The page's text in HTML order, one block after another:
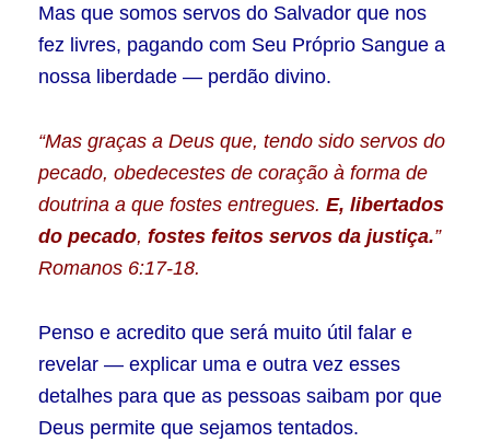
Mas que somos servos do Salvador que nos
fez livres, pagando com Seu Próprio Sangue a
nossa liberdade — perdão divino.
“Mas graças a Deus que, tendo sido servos do
pecado, obedecestes de coração à forma de
doutrina a que fostes entregues. E, libertados
do pecado, fostes feitos servos da justiça.”
Romanos 6:17-18.
Penso e acredito que será muito útil falar e
revelar — explicar uma e outra vez esses
detalhes para que as pessoas saibam por que
Deus permite que sejamos tentados.